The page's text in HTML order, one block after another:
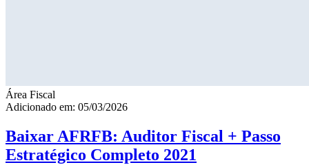
Área Fiscal
Adicionado em: 05/03/2026
Baixar AFRFB: Auditor Fiscal + Passo
Estratégico Completo 2021